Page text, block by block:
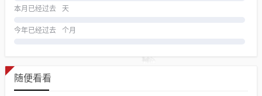
本月已经过去 天
今年已经过去 个月
随便看看